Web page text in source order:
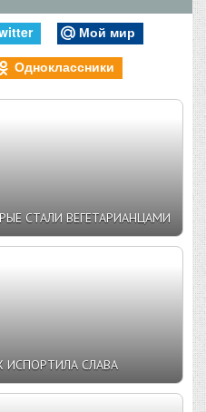
Мой мир
Одноклассники
СТАЛИ ВЕГЕТАРИАНЦАМИ
ИСПОРТИЛА СЛАВА